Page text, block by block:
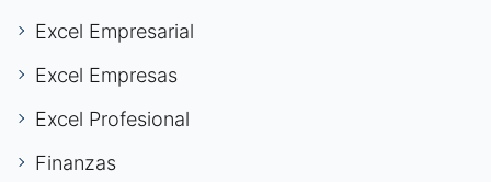
Excel Empresarial
Excel Empresas
Excel Profesional
Finanzas